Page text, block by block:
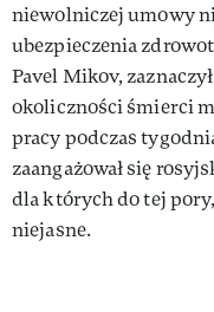
niewolniczej umowy
ubezpieczenia
Pavel Mikov,
okoliczności śmierci
pracy podczas
zaangażował się
dla których do tej
niejasne.